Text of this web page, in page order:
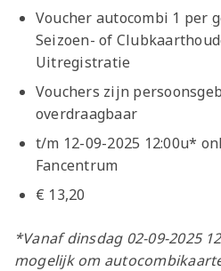
Voucher autocombi 1 per
Seizoen- of
Uitregistratie
Vouchers zijn
overdraagbaar
t/m 12-09-2025 12:00u*
Fancentrum
€ 13,20
*Vanaf dinsdag 02-09-2025
mogelijk om